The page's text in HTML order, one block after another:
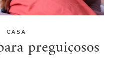
CASA
preguiçosos